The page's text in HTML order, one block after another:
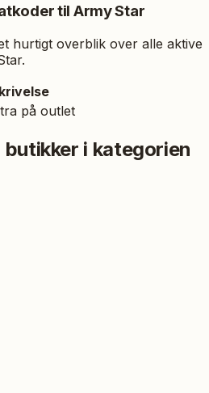
til Army Star
hurtigt overblik over alle aktive
.
på outlet
i kategorien